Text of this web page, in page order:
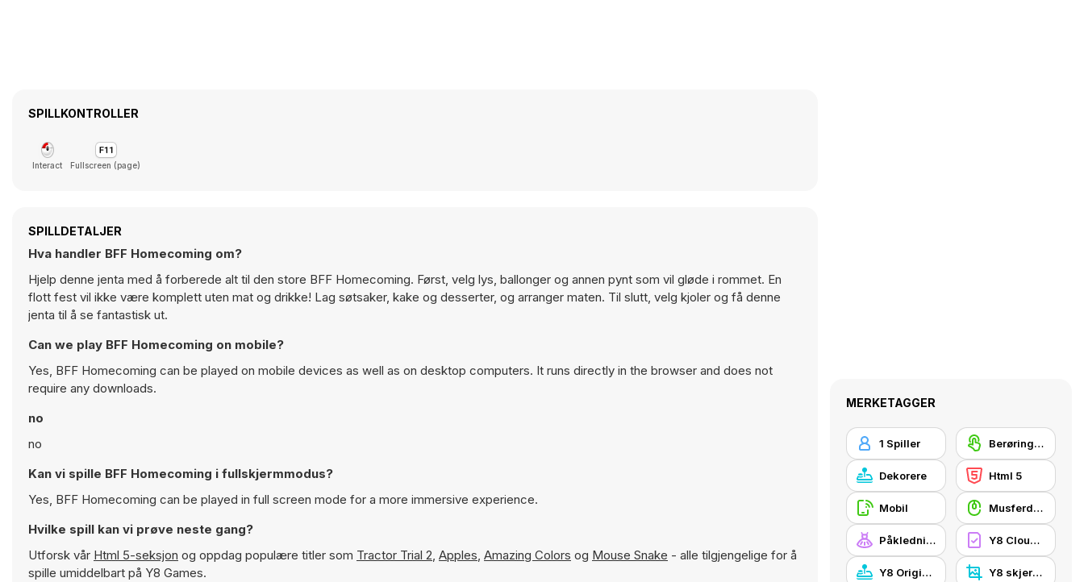
SPILLKONTROLLER
Interact Fullscreen (page)
SPILLDETALJER
Hva handler BFF Homecoming om?
Hjelp denne jenta med å forberede alt til den store BFF Homecoming. Først, velg lys, ballonger og annen pynt som vil gløde i rommet. En
flott fest vil ikke være komplett uten mat og drikke! Lag søtsaker, kake og desserter, og arranger maten. Til slutt, velg kjoler og få denne
jenta til å se fantastisk ut.
Can we play BFF Homecoming on mobile?
Yes, BFF Homecoming can be played on mobile devices as well as on desktop computers. It runs directly in the browser and does not
require any downloads.
no
no
Kan vi spille BFF Homecoming i fullskjermmodus?
Yes, BFF Homecoming can be played in full screen mode for a more immersive experience.
Hvilke spill kan vi prøve neste gang?
Utforsk vår Html 5-seksjon og oppdag populære titler som Tractor Trial 2, Apples, Amazing Colors og Mouse Snake - alle tilgjengelige for å
spille umiddelbart på Y8 Games.
MERKETAGGER
1 Spiller Berøringsskjerm
Dekorere Html 5
Mobil Musferdigheter
Påkledning Y8 Cloud Save
Y8 Originals Y8 skjermbilde